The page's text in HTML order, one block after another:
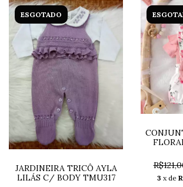
ESGOTADO
JARDINEIRA TRICÔ AYLA
LILÁS C/ BODY TMU317
3 x de